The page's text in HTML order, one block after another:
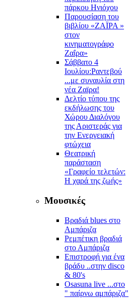
πάρκου Ηνιόχου
Παρουσίαση του
βιβλίου «ΖΑΪΡΑ »
στον
κινηματογράφο
Ζαΐρα»
Σάββατο 4
Ιουλίου:Ραντεβού
...με συναυλία στη
νέα Ζαϊρα!
Δελτίο τύπου της
εκδήλωσης του
Χώρου Διαλόγου
της Αριστεράς για
την Ενεργειακή
φτώχεια
Θεατρική
παράσταση
«Γραφείο τελετών:
Η χαρά της ζωής»
Μουσικές
Βραδιά blues στο
Αμπάριζα
Ρεμπέτικη βραδιά
στο Αμπάριζα
Επιστροφή για ένα
βράδυ ..στην disco
& 80's
Osasuna live ...στο
" παίρνω αμπάριζα"